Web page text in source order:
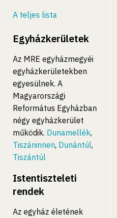
A teljes lista
Egyházkerületek
Az MRE egyházmegyéi
egyházkerületekben
egyesülnek. A
Magyarországi
Református Egyházban
négy egyházkerület
működik. Dunamellék,
Tiszáninnen, Dunántúl,
Tiszántúl
Istentiszteleti
rendek
Az egyház életének